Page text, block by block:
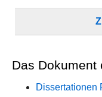
Das Dokument
Dissertationen